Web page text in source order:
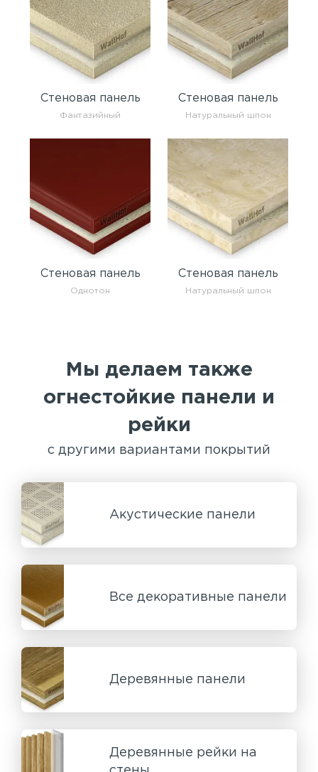
Стеновая панель
Фантазийный
Стеновая панель
Натуральный шпон
Стеновая панель
Однотон
Стеновая панель
Натуральный шпон
Мы делаем также
огнестойкие панели и
рейки
с другими вариантами покрытий
Акустические панели
Все декоративные панели
Деревянные панели
Деревянные рейки на